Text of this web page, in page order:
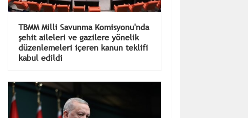
TBMM Milli Savunma Komisyonu'nda
şehit aileleri ve gazilere yönelik
düzenlemeleri içeren kanun teklifi